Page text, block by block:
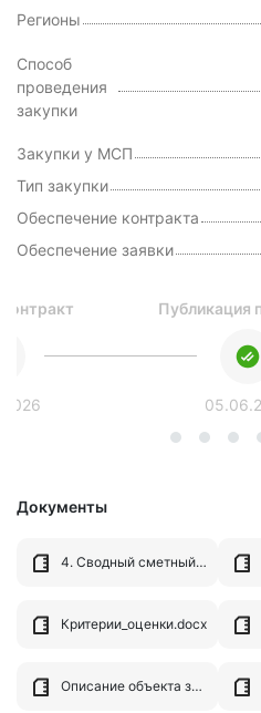
Регионы
Способ
проведения
закупки
Закупки у МСП
Тип закупки
Обеспечение контракта
Обеспечение заявки
Публикация
Документы
4. Сводный сметный расчет.xlsx
Критерии_оценки.docx
Описание объекта закупки.docx